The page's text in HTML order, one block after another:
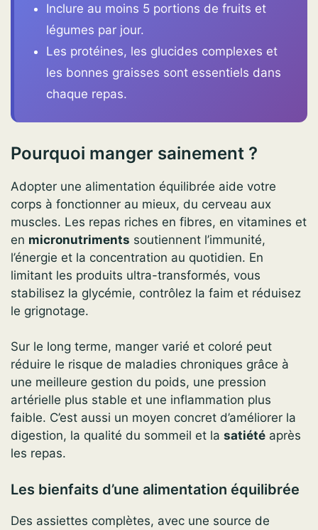
Inclure au moins 5 portions de fruits et
légumes par jour.
Les protéines, les glucides complexes et
les bonnes graisses sont essentiels dans
chaque repas.
Pourquoi manger sainement ?
Adopter une alimentation équilibrée aide votre
corps à fonctionner au mieux, du cerveau aux
muscles. Les repas riches en fibres, en vitamines et
en micronutriments soutiennent l’immunité,
l’énergie et la concentration au quotidien. En
limitant les produits ultra-transformés, vous
stabilisez la glycémie, contrôlez la faim et réduisez
le grignotage.
Sur le long terme, manger varié et coloré peut
réduire le risque de maladies chroniques grâce à
une meilleure gestion du poids, une pression
artérielle plus stable et une inflammation plus
faible. C’est aussi un moyen concret d’améliorer la
digestion, la qualité du sommeil et la satiété après
les repas.
Les bienfaits d’une alimentation équilibrée
Des assiettes complètes, avec une source de